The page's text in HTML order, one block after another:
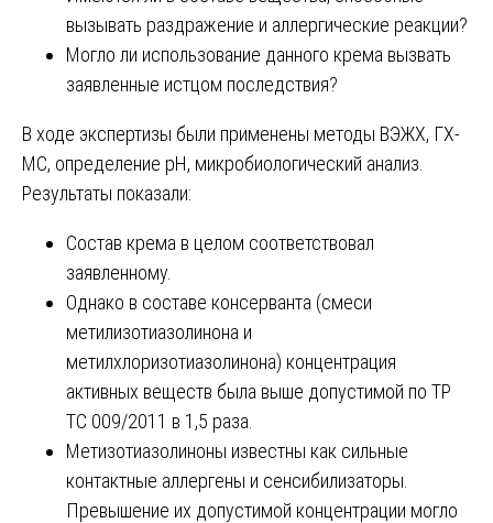
вызывать раздражение и аллергические реакции?
Могло ли использование данного крема вызвать
заявленные истцом последствия?
В ходе экспертизы были применены методы ВЭЖХ, ГХ-
МС, определение pH, микробиологический анализ.
Результаты показали:
Состав крема в целом соответствовал
заявленному.
Однако в составе консерванта (смеси
метилизотиазолинона и
метилхлоризотиазолинона) концентрация
активных веществ была выше допустимой по ТР
ТС 009/2011 в 1,5 раза.
Метизотиазолиноны известны как сильные
контактные аллергены и сенсибилизаторы.
Превышение их допустимой концентрации могло